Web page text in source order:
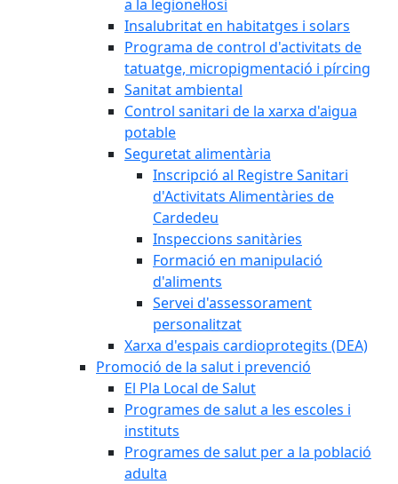
a la legionel·losi
Insalubritat en habitatges i solars
Programa de control d'activitats de
tatuatge, micropigmentació i pírcing
Sanitat ambiental
Control sanitari de la xarxa d'aigua
potable
Seguretat alimentària
Inscripció al Registre Sanitari
d'Activitats Alimentàries de
Cardedeu
Inspeccions sanitàries
Formació en manipulació
d'aliments
Servei d'assessorament
personalitzat
Xarxa d'espais cardioprotegits (DEA)
Promoció de la salut i prevenció
El Pla Local de Salut
Programes de salut a les escoles i
instituts
Programes de salut per a la població
adulta